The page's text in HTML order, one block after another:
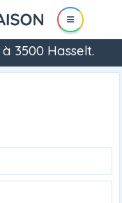
3500 Hasselt.